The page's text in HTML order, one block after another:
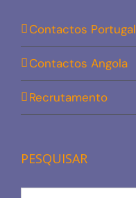
Contactos Portugal
Contactos Angola
Recrutamento
PESQUISAR